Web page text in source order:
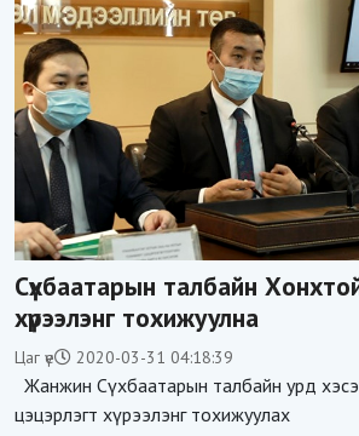
Сүхбаатарын талбайн
хүрээлэнг тохижуулна
Цаг үе 2020-03-31 04:18:39
Жанжин Сүхбаатарын талбайн урд
цэцэрлэгт хүрээлэнг тохижуулах